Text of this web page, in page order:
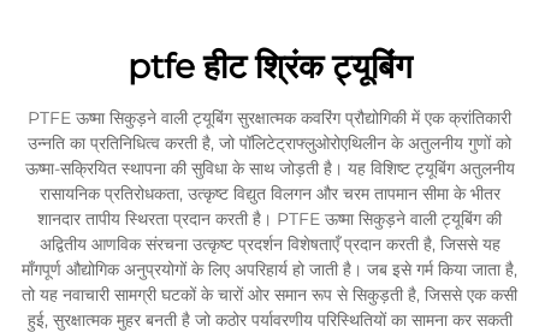
ptfe हीट श्रिंक ट्यूबिंग
PTFE ऊष्मा सिकुड़ने वाली ट्यूबिंग सुरक्षात्मक कवरिंग प्रौद्योगिकी में एक क्रांतिकारी
उन्नति का प्रतिनिधित्व करती है, जो पॉलिटेट्राफ्लुओरोएथिलीन के अतुलनीय गुणों को
ऊष्मा-सक्रियित स्थापना की सुविधा के साथ जोड़ती है। यह विशिष्ट ट्यूबिंग अतुलनीय
रासायनिक प्रतिरोधकता, उत्कृष्ट विद्युत विलगन और चरम तापमान सीमा के भीतर
शानदार तापीय स्थिरता प्रदान करती है। PTFE ऊष्मा सिकुड़ने वाली ट्यूबिंग की
अद्वितीय आणविक संरचना उत्कृष्ट प्रदर्शन विशेषताएँ प्रदान करती है, जिससे यह
माँगपूर्ण औद्योगिक अनुप्रयोगों के लिए अपरिहार्य हो जाती है। जब इसे गर्म किया जाता है,
तो यह नवाचारी सामग्री घटकों के चारों ओर समान रूप से सिकुड़ती है, जिससे एक कसी
हुई, सुरक्षात्मक मुहर बनती है जो कठोर पर्यावरणीय परिस्थितियों का सामना कर सकती